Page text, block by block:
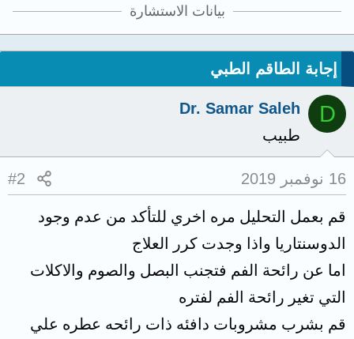
بيانات الاستشارة
إجابة الطاقم الطبي
D
Dr. Samar Saleh
طبيب
16 نوفمبر 2019 #2
قم بعمل التحليل مره اخري للتأكد من عدم وجود
الدوسنتاريا واذا وجدت كرر العلاج
اما عن رائحة الفم فتجنب البصل والصوم والاكلات
التي تغير رائحة الفم لفتره
قم بشرب مشروبات دافئه ذات رائحه عطره علي